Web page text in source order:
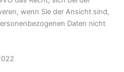
wenn Sie der Ansicht sind,
Daten nicht